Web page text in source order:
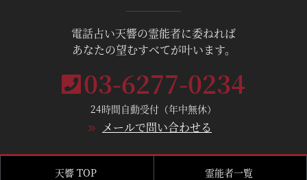
電話占い天響の霊能者に委ねれば
あなたの望むすべてが叶います。
03-6277-0234
24時間自動受付（年中無休）
メールで問い合わせる
天響 TOP 霊能者一覧